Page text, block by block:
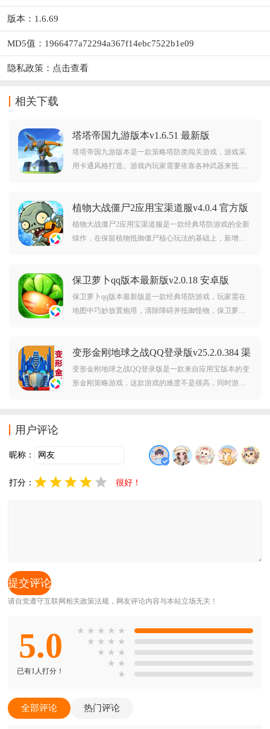
版本：1.6.69
MD5值：1966477a72294a367f14ebc7522b1e09
隐私政策： 点击查看
相关下载
塔塔帝国九游版本v1.6.51 最新版
塔塔帝国九游版本是一款策略塔防类闯关游戏，游戏采
用卡通风格打造。游戏内玩家需要依靠各种武器来抵御
紧点击下载开始游玩吧。
植物大战僵尸2应用宝渠道服v4.0.4 官方版
植物大战僵尸2应用宝渠道服是一款经典塔防游戏的全新
续作，在保留植物抵御僵尸核心玩法的基础上，新增植
丰富的塔防体验。
保卫萝卜qq版本最新版v2.0.18 安卓版
保卫萝卜qq版本最新版是一款经典塔防游戏，玩家需在
地图中巧妙放置炮塔，清除障碍并抵御怪物，保卫萝
话就赶紧来下载体验吧！
变形金刚地球之战QQ登录版v25.2.0.384 渠
道版
变形金刚地球之战QQ登录版是一款来自应用宝版本的变
形金刚策略游戏，这款游戏的难度不是很高，同时游戏
用户评论
昵称：
打分： 很好！
请自觉遵守互联网相关政策法规，网友评论内容与本站立场无关！
5.0
已有1人打分！
★ ★ ★ ★ ★
★ ★ ★ ★
★ ★ ★
★ ★
★
全部评论 热门评论